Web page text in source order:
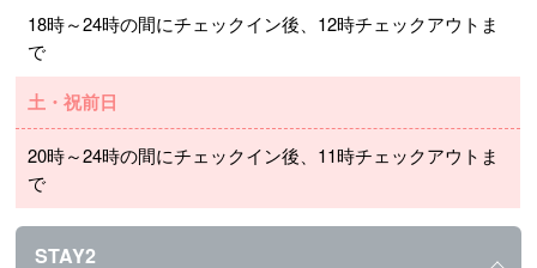
18時～24時の間にチェックイン後、12時チェックアウトま
で
土・祝前日
20時～24時の間にチェックイン後、11時チェックアウトま
で
STAY2